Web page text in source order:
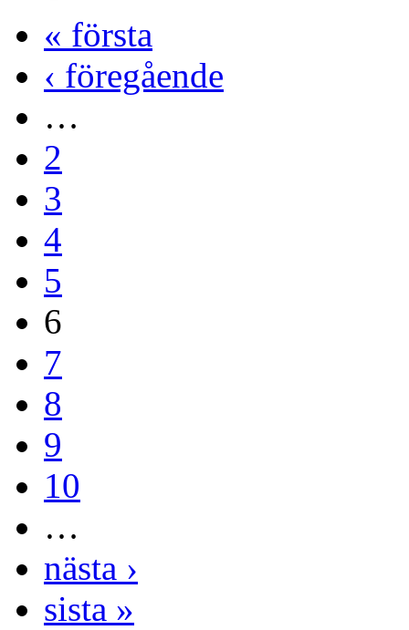
« första
‹ föregående
…
2
3
4
5
6
7
8
9
10
…
nästa ›
sista »